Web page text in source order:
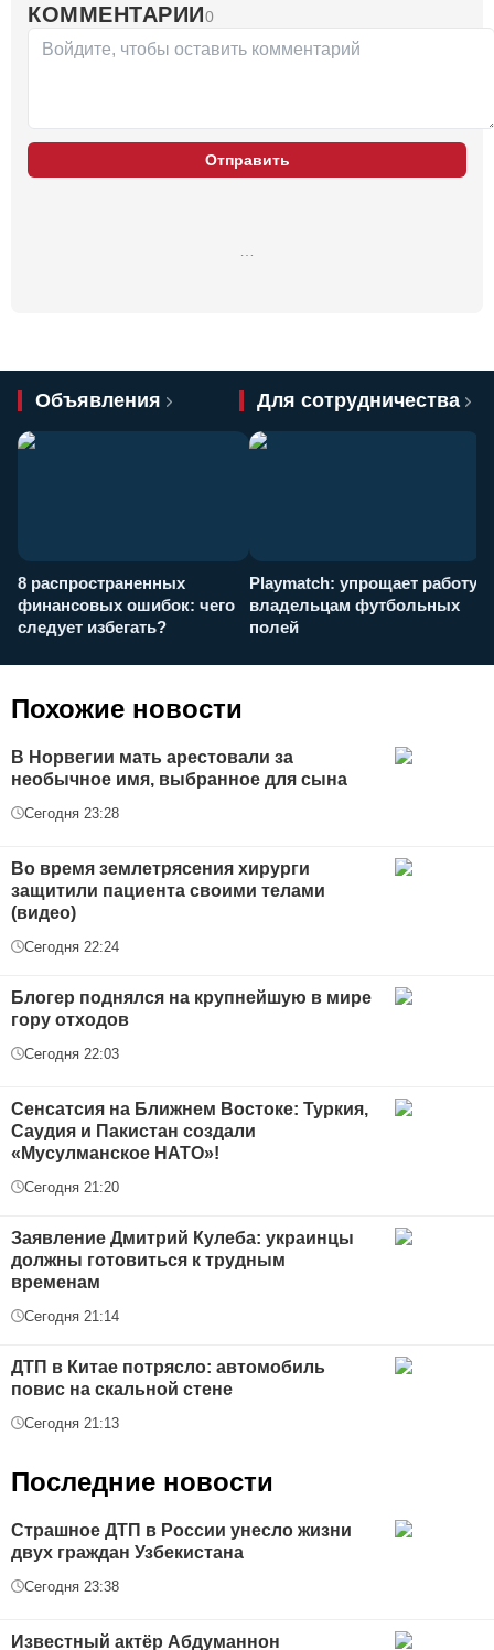
КОММЕНТАРИИ0
Отправить
Объявления Для сотрудничества
8 распространенных
финансовых ошибок: чего
следует избегать?
Playmatch: упрощает работу
владельцам футбольных
полей
Похожие новости
В Норвегии мать арестовали за
необычное имя, выбранное для сына
Сегодня 23:28
Во время землетрясения хирурги
защитили пациента своими телами
(видео)
Сегодня 22:24
Блогер поднялся на крупнейшую в мире
гору отходов
Сегодня 22:03
Сенсатсия на Ближнем Востоке: Туркия,
Саудия и Пакистан создали
«Мусулманское НАТО»!
Сегодня 21:20
Заявление Дмитрий Кулеба: украинцы
должны готовиться к трудным
временам
Сегодня 21:14
ДТП в Китае потрясло: автомобиль
повис на скальной стене
Сегодня 21:13
Последние новости
Страшное ДТП в России унесло жизни
двух граждан Узбекистана
Сегодня 23:38
Известный актёр Абдуманнон